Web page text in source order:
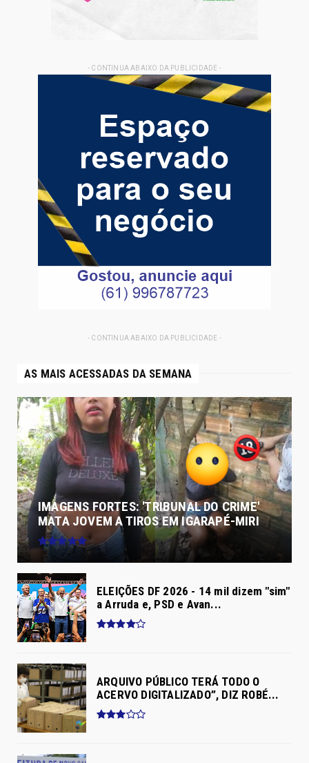
- CONTINUA ABAIXO DA PUBLICIDADE -
- CONTINUA ABAIXO DA PUBLICIDADE -
AS MAIS ACESSADAS DA SEMANA
IMAGENS FORTES: 'TRIBUNAL DO CRIME'
MATA JOVEM A TIROS EM IGARAPÉ-MIRI
ELEIÇÕES DF 2026 - 14 mil dizem "sim"
a Arruda e, PSD e Avan...
ARQUIVO PÚBLICO TERÁ TODO O
ACERVO DIGITALIZADO”, DIZ ROBÉ...